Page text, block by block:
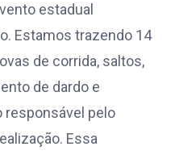
estadual
Estamos trazendo 14
de corrida, saltos,
de dardo e
responsável pelo
Essa